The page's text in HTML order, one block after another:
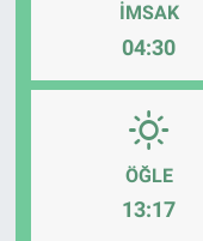
İMSAK
04:30
ÖĞLE
13:17